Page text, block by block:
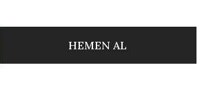
HEMEN AL